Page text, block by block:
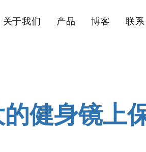
关于我们 产品 博客 联系
健身镜上